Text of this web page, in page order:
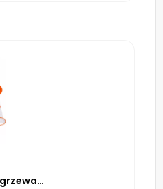
THERMOVAL Zestaw ogrzewania podłogowego – mata TV TO 2m² 170W/m² regulator TT 16 biały